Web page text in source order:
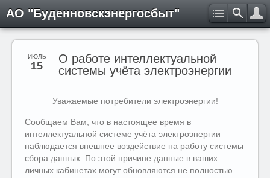
АО "Буденновскэнергосбыт"
ИЮЛЬ
15
О работе интеллектуальной
системы учёта электроэнергии
Уважаемые потребители электроэнергии!
Сообщаем Вам, что в настоящее время в
интеллектуальной системе учёта электроэнергии
наблюдается внешнее воздействие на работу системы
сбора данных. По этой причине данные в ваших
личных кабинетах могут обновляются не полностью.